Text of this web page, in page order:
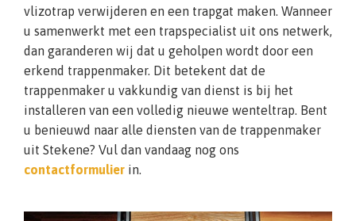
vlizotrap verwijderen en een trapgat maken. Wanneer
u samenwerkt met een trapspecialist uit ons netwerk,
dan garanderen wij dat u geholpen wordt door een
erkend trappenmaker. Dit betekent dat de
trappenmaker u vakkundig van dienst is bij het
installeren van een volledig nieuwe wenteltrap. Bent
u benieuwd naar alle diensten van de trappenmaker
uit Stekene? Vul dan vandaag nog ons
contactformulier in.